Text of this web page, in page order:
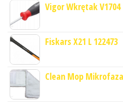
Vigor Wkrętak V1704
Fiskars X21 L 122473
Clean Mop